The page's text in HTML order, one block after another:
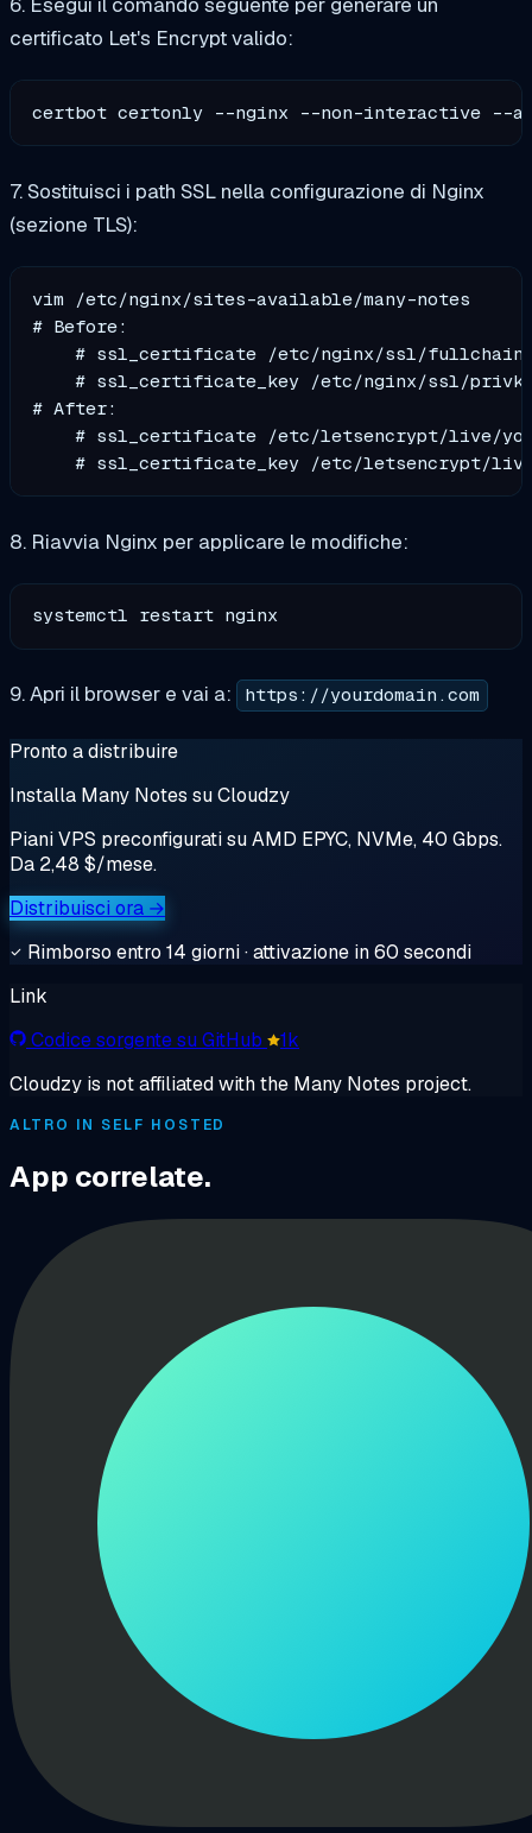
certificato Let's Encrypt valido:
certbot certonly --nginx --non-interactive --
7. Sostituisci i path SSL nella configurazione di Nginx
(sezione TLS):
vim /etc/nginx/sites-available/many-notes
# Before:
# ssl_certificate /etc/nginx/ssl/
# ssl_certificate_key /etc/nginx/ssl/
# After:
# ssl_certificate /etc/letsencrypt/live/
8. Riavvia Nginx per applicare le modifiche:
9. Apri il browser e vai a: https://yourdomain.com
Pronto a distribuire
Installa Many Notes su Cloudzy
Piani VPS preconfigurati su AMD EPYC, NVMe, 40 Gbps.
Da 2,48 $/mese.
Distribuisci ora →
Rimborso entro 14 giorni · attivazione in 60 secondi
Link
Codice sorgente su GitHub
1k
Cloudzy is not affiliated with the Many Notes project.
ALTRO IN SELF HOSTED
App correlate.